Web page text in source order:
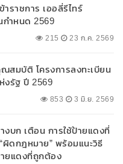
ราชการ เออลี่รีไทร์
ำหนด 2569
215 23 ก.ค. 2569
สมบัติ โครงการลงทะเบียน
งรัฐ ปี 2569
853 3 มิ.ย. 2569
บก เตือน การใช้ป้ายแดงที่
ผิดกฎหมาย” พร้อมแนะวิธี
ยแดงที่ถูกต้อง